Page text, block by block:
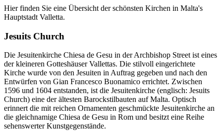
Hier finden Sie eine Übersicht der schönsten Kirchen in Malta's
Hauptstadt Valletta.
Jesuits Church
Die Jesuitenkirche Chiesa de Gesu in der Archbishop Street ist eines
der kleineren Gotteshäuser Vallettas. Die stilvoll eingerichtete
Kirche wurde von den Jesuiten in Auftrag gegeben und nach den
Entwürfen von Gian Francesco Buonamico errichtet. Zwischen
1596 und 1604 entstanden, ist die Jesuitenkirche (englisch: Jesuits
Church) eine der ältesten Barockstilbauten auf Malta. Optisch
erinnert die mit reichen Ornamenten geschmückte Jesuitenkirche an
die gleichnamige Chiesa de Gesu in Rom und besitzt eine Reihe
sehenswerter Kunstgegenstände.